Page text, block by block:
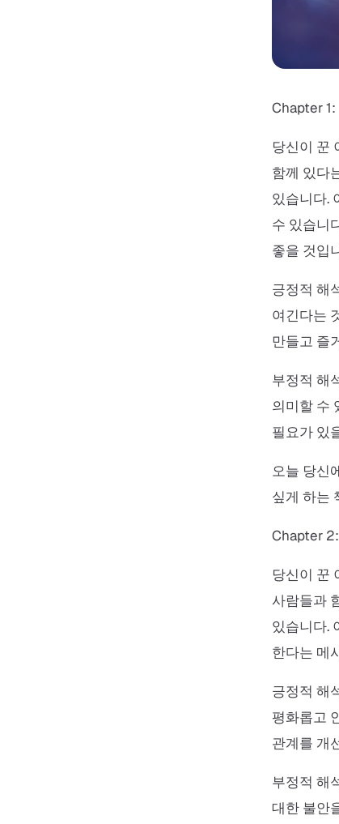
Chapter 1:
당신이 꾼
함께 있다
있습니다.
수 있습니
좋을 것입
긍정적 해
여긴다는
만들고 즐
부정적 해
의미할 수
필요가 있
오늘 당신
싶게 하는
Chapter 2:
당신이 꾼
사람들과
있습니다.
한다는 메
긍정적 해
평화롭고
관계를 개
부정적 해
대한 불안